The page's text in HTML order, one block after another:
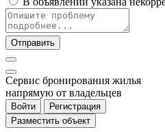
Отправить
Cервис бронирования жилья
напрямую от владельцев
Войти
Регистрация
Разместить объект